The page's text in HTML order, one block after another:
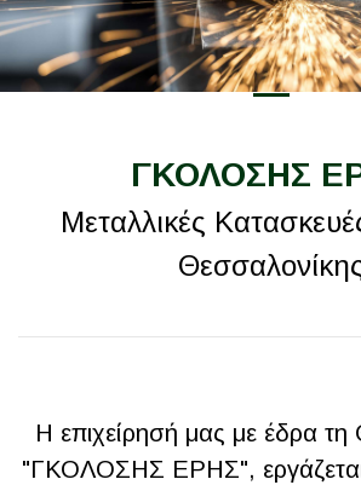
ΓΚΟΛΟΣΗΣ
Μεταλλικές
Η επιχείρησή μας με έδρα τη
"ΓΚΟΛΟΣΗΣ ΕΡΗΣ",